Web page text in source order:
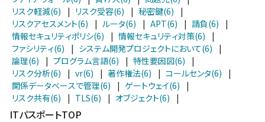
リスク軽減(6)
| リスク受容(6) | 秘密鍵(6)
|
リスクアセスメント(6)
| ルータ(6) | APT(6) | 請負(6)
|
情報セキュリティポリシ(6)
| 情報セキュリティ対策(6)
|
ファシリティ(6)
| システム開発プロジェクトにおいて(6)
|
論理(6)
| プログラム言語(6) | 特性要因図(6)
|
リスク分析(6)
| vr(6) | 著作権法(6) | コールセンタ(6)
|
関係データベースで管理(6)
| ゲートウェイ(6)
|
リスク共有(6)
| TLS(6) | オブジェクト(6) |
ITパスポートTOP